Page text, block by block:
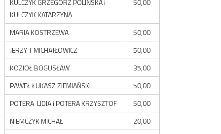
KULCZYK GRZEGORZ POLIŃSKA i
KULCZYK KATARZYNA
50,00
MARIA KOSTRZEWA
50,00
JERZY T MICHAJŁOWICZ
50,00
KOZIOŁ BOGUSŁAW
35,00
PAWEŁ ŁUKASZ ZIEMIAŃSKI
50,00
POTERA LIDIA i POTERA KRZYSZTOF
50,00
NIEMCZYK MICHAŁ
20,00